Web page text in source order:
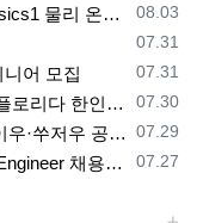
등록일
08.03
[8월 무료] 공대 교수가 설명하는 AP Physics1 물리 온라인 강의
등록일
07.31
등록일
07.31
어 모집
등록일
07.30
(2026년 7월 29일) 플로리다 주요 뉴스 | 플로리다 한인 닷컴
등록일
07.29
[중국어 협상 통역]상해(상하이)·항저우/이우·쑤저우 공급·제조 업체,공장 미팅 & 전시회 한중 원어민 프리랜서 비즈니스 통역사
등록일
07.27
Mechanical Engineer/Customer Service Engineer 채용중입니다.